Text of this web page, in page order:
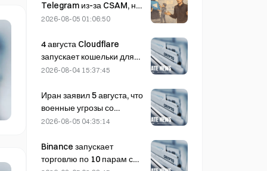
потерять 27% своей доли
рынка
Telegram из-за CSAM, но
Дуров это опроверг,
подвергся «атаке на
безопасность».
2026-08-05 01:06:50
4 августа Cloudflare
запускает кошельки для
ИИ-агентов,
автономные платежи
через API
2026-08-04 15:37:45
Иран заявил 5 августа, что
военные угрозы со
стороны США
соглашения с Оманом по
вопросу Ормузского
2026-08-05 04:35:14
Binance запускает
торговлю по 10 парам с